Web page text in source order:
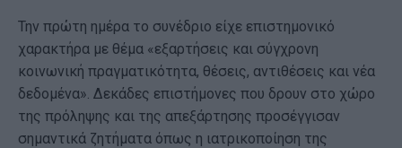
Την πρώτη ημέρα το συνέδριο είχε επιστημονικό
χαρακτήρα με θέμα «εξαρτήσεις και σύγχρονη
κοινωνική πραγματικότητα, θέσεις, αντιθέσεις και νέα
δεδομένα». Δεκάδες επιστήμονες που δρουν στο χώρο
της πρόληψης και της απεξάρτησης προσέγγισαν
σημαντικά ζητήματα όπως η ιατρικοποίηση της